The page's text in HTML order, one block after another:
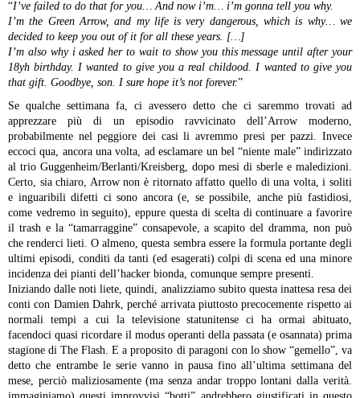
“I’ve failed to do that for you… And now i’m… i’m gonna tell you why.
I’m the Green Arrow, and my life is very dangerous, which is why… we
decided to keep you out of it for all these years. […]
I’m also why i asked her to wait to show you this message until after your
18yh birthday. I wanted to give you a real childood. I wanted to give you
that gift. Goodbye, son. I sure hope it’s not forever.”
Se qualche settimana fa, ci avessero detto che ci saremmo trovati ad
apprezzare più di un episodio ravvicinato dell’Arrow moderno,
probabilmente nel peggiore dei casi li avremmo presi per pazzi. Invece
eccoci qua, ancora una volta, ad esclamare un bel “niente male” indirizzato
al trio Guggenheim/Berlanti/Kreisberg, dopo mesi di sberle e maledizioni.
Certo, sia chiaro, Arrow non è ritornato affatto quello di una volta, i soliti
e inguaribili difetti ci sono ancora (e, se possibile, anche più fastidiosi,
come vedremo in seguito), eppure questa di scelta di continuare a favorire
il trash e la “tamarraggine” consapevole, a scapito del dramma, non può
che renderci lieti. O almeno, questa sembra essere la formula portante degli
ultimi episodi, conditi da tanti (ed esagerati) colpi di scena ed una minore
incidenza dei pianti dell’hacker bionda, comunque sempre presenti.
Iniziando dalle noti liete, quindi, analizziamo subito questa inattesa resa dei
conti con Damien Dahrk, perché arrivata piuttosto precocemente rispetto ai
normali tempi a cui la televisione statunitense ci ha ormai abituato,
facendoci quasi ricordare il modus operanti della passata (e osannata) prima
stagione di The Flash. E a proposito di paragoni con lo show “gemello”, va
detto che entrambe le serie vanno in pausa fino all’ultima settimana del
mese, perciò maliziosamente (ma senza andar troppo lontani dalla verità.